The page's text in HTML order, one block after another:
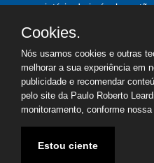
proprietário do imóvel e
©2026Copyright - Paulo
Termos de uso
Cookies.
Nós usamos cookies e outras
melhorar a sua experiência em
publicidade e recomendar
pelo site da Paulo Roberto
monitoramento, conforme nossa
Estou ciente